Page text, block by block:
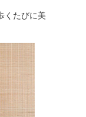
くたびに美